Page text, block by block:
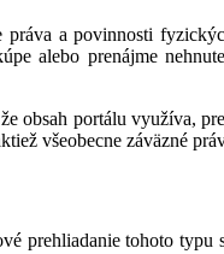
a povinnosti
alebo prenájme
obsah portálu využíva,
všeobecne záväzné
prehliadanie tohoto